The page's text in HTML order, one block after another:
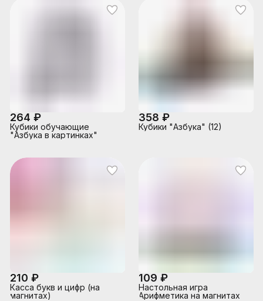
264 ₽
Кубики обучающие
"Азбука в картинках"
358 ₽
Кубики "Азбука" (12)
210 ₽
Касса букв и цифр (на
магнитах)
109 ₽
Настольная игра
Арифметика на магнитах